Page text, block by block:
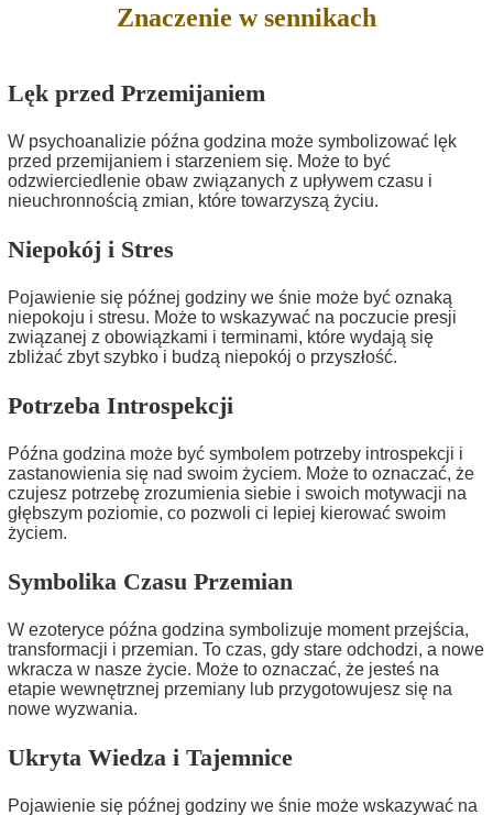
Znaczenie w sennikach
Lęk przed Przemijaniem
W psychoanalizie późna godzina może symbolizować lęk
przed przemijaniem i starzeniem się. Może to być
odzwierciedlenie obaw związanych z upływem czasu i
nieuchronnością zmian, które towarzyszą życiu.
Niepokój i Stres
Pojawienie się późnej godziny we śnie może być oznaką
niepokoju i stresu. Może to wskazywać na poczucie presji
związanej z obowiązkami i terminami, które wydają się
zbliżać zbyt szybko i budzą niepokój o przyszłość.
Potrzeba Introspekcji
Późna godzina może być symbolem potrzeby introspekcji i
zastanowienia się nad swoim życiem. Może to oznaczać, że
czujesz potrzebę zrozumienia siebie i swoich motywacji na
głębszym poziomie, co pozwoli ci lepiej kierować swoim
życiem.
Symbolika Czasu Przemian
W ezoteryce późna godzina symbolizuje moment przejścia,
transformacji i przemian. To czas, gdy stare odchodzi, a nowe
wkracza w nasze życie. Może to oznaczać, że jesteś na
etapie wewnętrznej przemiany lub przygotowujesz się na
nowe wyzwania.
Ukryta Wiedza i Tajemnice
Pojawienie się późnej godziny we śnie może wskazywać na